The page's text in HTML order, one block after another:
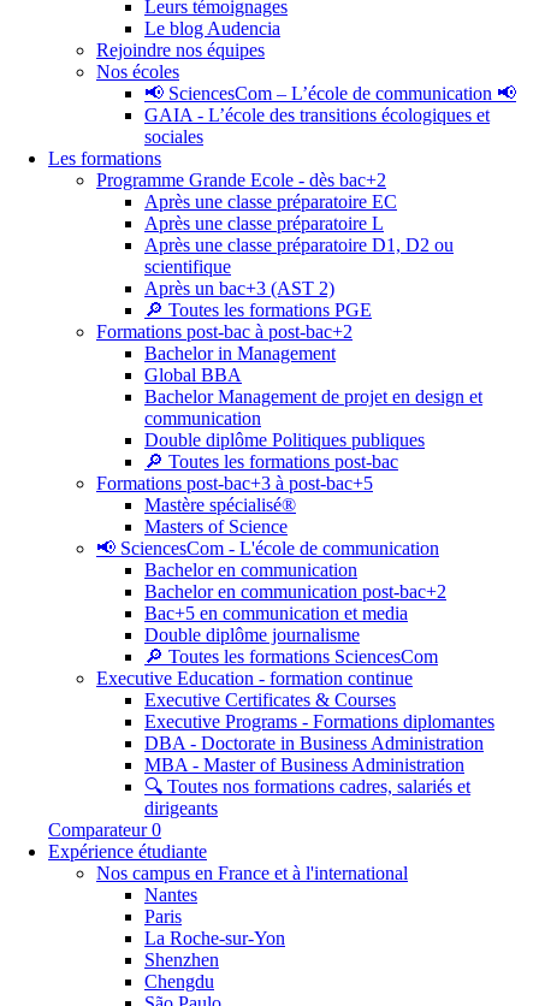
Leurs témoignages
Le blog Audencia
Rejoindre nos équipes
Nos écoles
📢 SciencesCom – L’école de communication 📢
GAIA - L’école des transitions écologiques et
sociales
Les formations
Programme Grande Ecole - dès bac+2
Après une classe préparatoire EC
Après une classe préparatoire L
Après une classe préparatoire D1, D2 ou
scientifique
Après un bac+3 (AST 2)
🔎 Toutes les formations PGE
Formations post-bac à post-bac+2
Bachelor in Management
Global BBA
Bachelor Management de projet en design et
communication
Double diplôme Politiques publiques
🔎 Toutes les formations post-bac
Formations post-bac+3 à post-bac+5
Mastère spécialisé®
Masters of Science
📢 SciencesCom - L'école de communication
Bachelor en communication
Bachelor en communication post-bac+2
Bac+5 en communication et media
Double diplôme journalisme
🔎 Toutes les formations SciencesCom
Executive Education - formation continue
Executive Certificates & Courses
Executive Programs - Formations diplomantes
DBA - Doctorate in Business Administration
MBA - Master of Business Administration
🔍 Toutes nos formations cadres, salariés et
dirigeants
Comparateur 0
Expérience étudiante
Nos campus en France et à l'international
Nantes
Paris
La Roche-sur-Yon
Shenzhen
Chengdu